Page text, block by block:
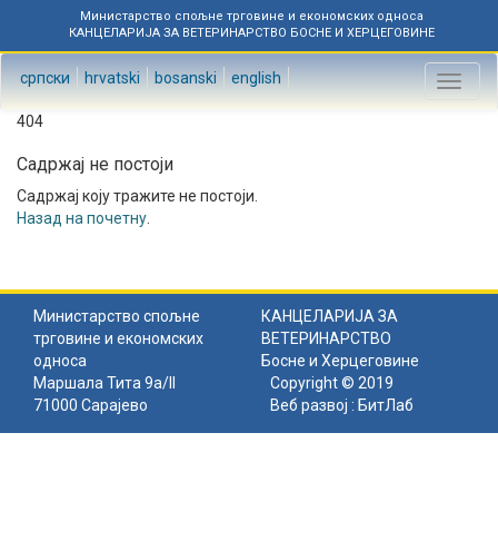
Министарство спољне трговине и економских односа
КАНЦЕЛАРИЈА ЗА ВЕТЕРИНАРСТВО БОСНЕ И ХЕРЦЕГОВИНЕ
српски hrvatski bosanski english
Toggle
404
Садржај не постоји
Садржај коју тражите не постоји.
Назад на почетну
Министарство спољне
трговине и економских
односа
КАНЦЕЛАРИЈА ЗА
ВЕТЕРИНАРСТВО
Босне и Херцеговине
Маршала Тита 9а/II
71000 Сарајево
Copyright © 2019
Веб развој : БитЛаб